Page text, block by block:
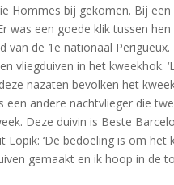
Hommes bij gekomen. Bij
was een goede klik tussen
van de 1e nationaal Perigueux.
in het kweekhok.
nazaten bevolken het
een andere nachtvlieger die
Deze duivin is Beste
‘De bedoeling is om
gemaakt en ik hoop in de